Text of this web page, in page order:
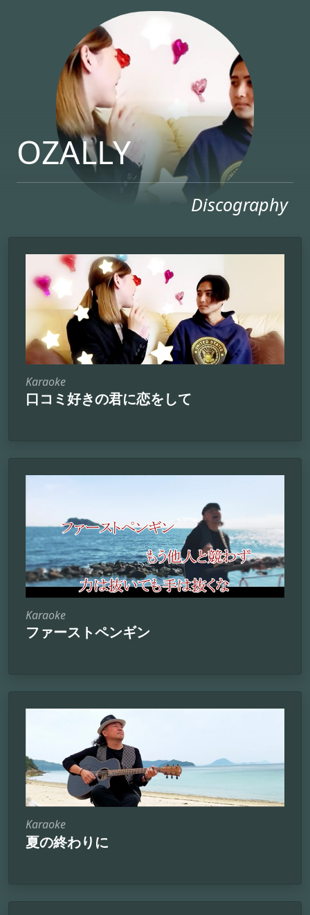
OZALLY
Discography
Karaoke
口コミ好きの君に恋をして
Karaoke
ファーストペンギン
Karaoke
夏の終わりに